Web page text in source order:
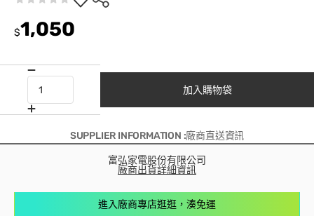
$1,050
加入購物袋
SUPPLIER INFORMATION :廠商直送資訊
富弘家電股份有限公司
廠商出貨詳細資訊
進入廠商專店逛逛，湊免運